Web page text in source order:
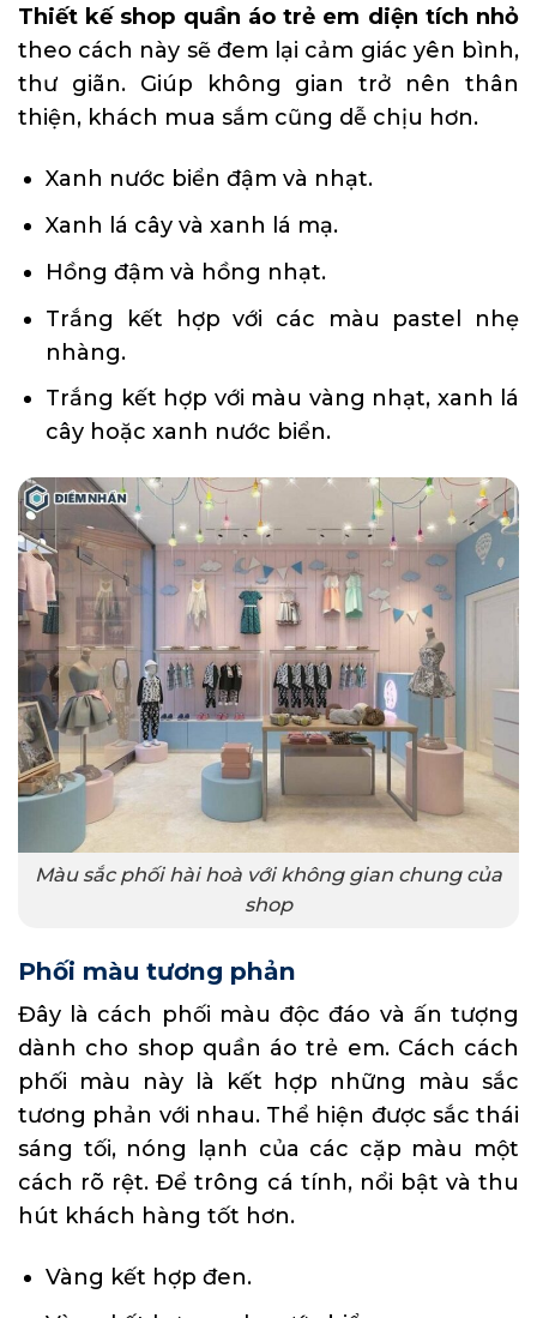
Thiết kế shop quần áo trẻ em diện tích nhỏ
theo cách này sẽ đem lại cảm giác yên bình,
thư giãn. Giúp không gian trở nên thân
thiện, khách mua sắm cũng dễ chịu hơn.
Xanh nước biển đậm và nhạt.
Xanh lá cây và xanh lá mạ.
Hồng đậm và hồng nhạt.
Trắng kết hợp với các màu pastel nhẹ
nhàng.
Trắng kết hợp với màu vàng nhạt, xanh lá
cây hoặc xanh nước biển.
Màu sắc phối hài hoà với không gian chung của
shop
Phối màu tương phản
Đây là cách phối màu độc đáo và ấn tượng
dành cho shop quần áo trẻ em. Cách cách
phối màu này là kết hợp những màu sắc
tương phản với nhau. Thể hiện được sắc thái
sáng tối, nóng lạnh của các cặp màu một
cách rõ rệt. Để trông cá tính, nổi bật và thu
hút khách hàng tốt hơn.
Vàng kết hợp đen.